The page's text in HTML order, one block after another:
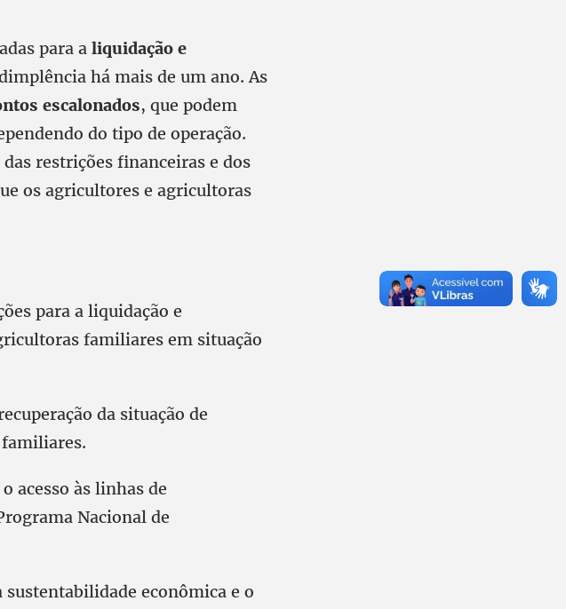
para a liquidação e
há mais de um ano. As
escalonados, que podem
do tipo de operação.
restrições financeiras e dos
os agricultores e agricultoras
para a liquidação e
familiares em situação
da situação de
acesso às linhas de
Nacional de
sustentabilidade econômica e o